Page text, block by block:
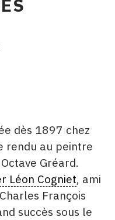
dès 1897 chez
rendu au peintre
Gréard.
Léon Cogniet, ami
François
succès sous le